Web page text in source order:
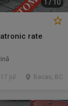
1 / 10
rate
Bacau, BC
17 jul.